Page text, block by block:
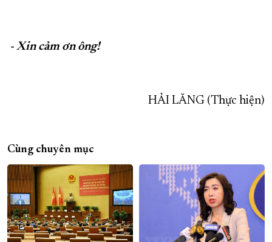
- Xin cảm ơn ông!
HẢI LĂNG (Thực hiện)
Cùng chuyên mục